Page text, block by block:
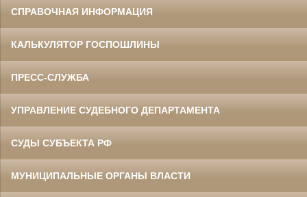
СПРАВОЧНАЯ ИНФОРМАЦИЯ
КАЛЬКУЛЯТОР ГОСПОШЛИНЫ
ПРЕСС-СЛУЖБА
УПРАВЛЕНИЕ СУДЕБНОГО ДЕПАРТАМЕНТА
СУДЫ СУБЪЕКТА РФ
МУНИЦИПАЛЬНЫЕ ОРГАНЫ ВЛАСТИ